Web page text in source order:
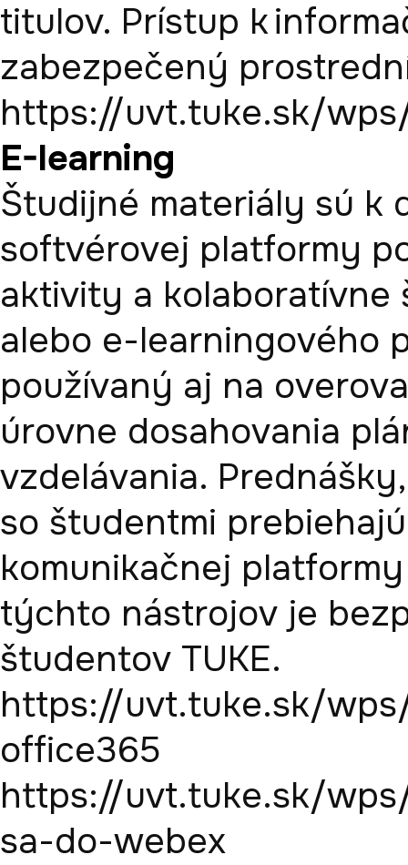
titulov. Prístup k
zabezpečený
https://uvt.tuke.sk/
E-learning
Študijné materiály sú k
softvérovej platformy
aktivity a kolaboratívne
alebo e-learningového
používaný aj na
úrovne dosahovania
vzdelávania.
so študentmi
komunikačnej
týchto nástrojov je
študentov TUKE.
https://uvt.tuke.sk/
office365
https://uvt.tuke.sk/
sa-do-webex